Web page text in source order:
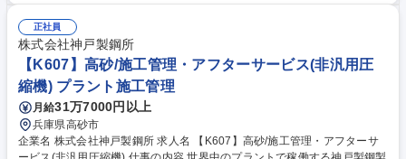
岐にわたるテーマに携わります。現場部門と連携した課題抽出から改善提
案まで、裁量を持って実行可能。3年目以降は高砂、長府、大安等の事業
所へ異動し、設備室にて工場スタッフとして研究開発や生産技術など実務
を経験。企画から現場まで一貫して関与し、将来のマネジメント層を目指
していただきます。 募集職種 未経験OK【S107】技術戦略企画（DX化や
カーボンニュートラルなど）
正社員
株式会社神戸製鋼所
【K607】高砂/施工管理・アフターサービス(非汎用圧
縮機) プラント施工管理
月給31万7000円以上
兵庫県高砂市
企業名 株式会社神戸製鋼所 求人名 【K607】高砂/施工管理・アフターサ